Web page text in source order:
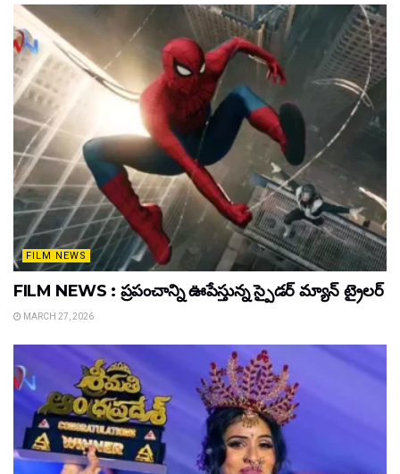
FILM NEWS
FILM NEWS : ప్రపంచాన్ని ఊపేస్తున్న స్పైడర్ మ్యాన్ ట్రైలర్
MARCH 27, 2026